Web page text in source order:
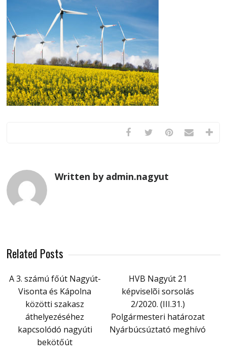
Written by admin.nagyut
Related Posts
A 3. számú főút Nagyút-
Visonta és Kápolna
közötti szakasz
áthelyezéséhez
kapcsolódó nagyúti
bekötőút
HVB Nagyút 21
képviselõi sorsolás
2/2020. (III.31.)
Polgármesteri határozat
Nyárbúcsúztató meghívó